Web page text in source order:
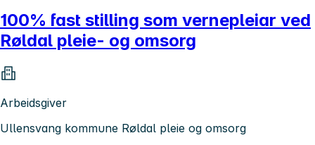
100% fast stilling som vernepleiar ved
Røldal pleie- og omsorg
Arbeidsgiver
Ullensvang kommune Røldal pleie og omsorg